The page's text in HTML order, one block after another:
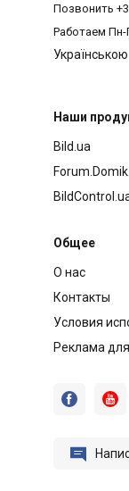
Позвонить
Работаем Пн-
Українською
Наши
Bild.ua
Общее
О нас
Контакты
Условия
Реклама
 
